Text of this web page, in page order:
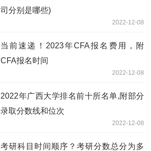
司分别是哪些)
2022-12-08
当前速递！2023年CFA报名费用，附
CFA报名时间
2022-12-08
2022年广西大学排名前十所名单,附部分
录取分数线和位次
2022-12-08
考研科目时间顺序？考研分数总分为多